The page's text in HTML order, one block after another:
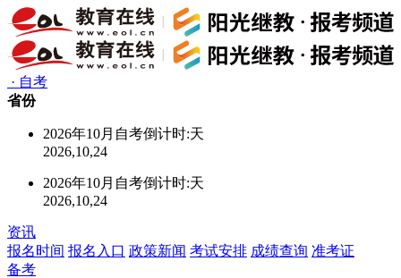
· 自考
省份
2026年10月自考倒计时:天
2026,10,24
2026年10月自考倒计时:天
2026,10,24
资讯
报名时间 报名入口 政策新闻 考试安排 成绩查询 准考证
备考